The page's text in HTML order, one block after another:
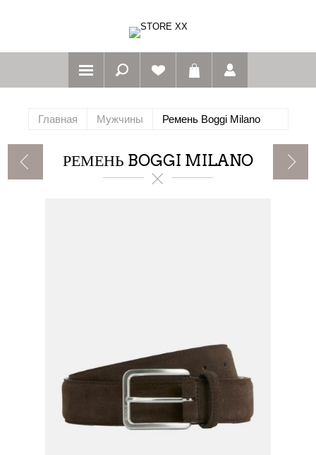
Главная Мужчины Ремень Boggi Milano
РЕМЕНЬ BOGGI MILANO